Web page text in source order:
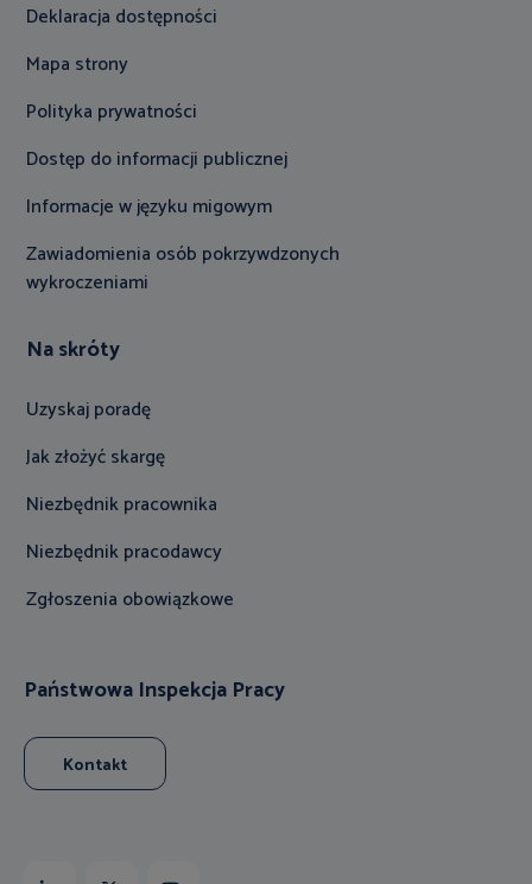
Deklaracja dostępności
Mapa strony
Polityka prywatności
Dostęp do informacji publicznej
Informacje w języku migowym
Zawiadomienia osób pokrzywdzonych
wykroczeniami
Na skróty
Uzyskaj poradę
Jak złożyć skargę
Niezbędnik pracownika
Niezbędnik pracodawcy
Zgłoszenia obowiązkowe
Państwowa Inspekcja Pracy
Kontakt